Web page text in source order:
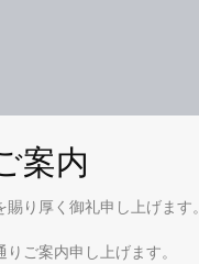
案内
り厚く御礼申し上げます。
ご案内申し上げます。